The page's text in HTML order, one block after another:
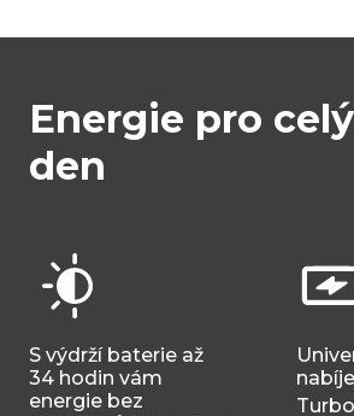
Energie pro
den
S výdrží baterie až
34 hodin vám
energie bez